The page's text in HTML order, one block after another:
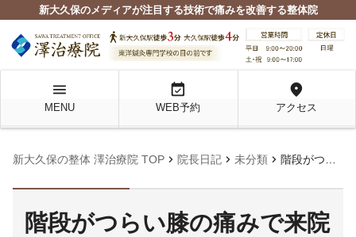
新大久保のメディアが注目する技術で痛みを改善する整体院
menu
MENU
event_available
WEB予約
location_on
アクセス
新大久保の整体 澤治療院 TOP chevron_right 院長日記 chevron_right 未分類 chevron_right 階段がつらい膝の痛みで来院｜鍼灸と整体で動きを取り戻すまで
階段がつらい膝の痛みで来院